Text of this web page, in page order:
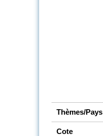
Thèmes/Pays
Cote